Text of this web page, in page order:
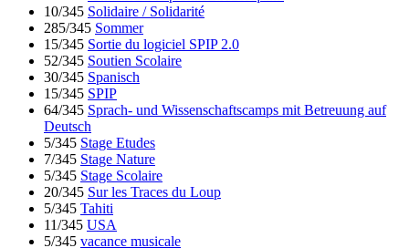
10/345 Solidaire / Solidarité
285/345 Sommer
15/345 Sortie du logiciel SPIP 2.0
52/345 Soutien Scolaire
30/345 Spanisch
15/345 SPIP
64/345 Sprach- und Wissenschaftscamps mit Betreuung auf
Deutsch
5/345 Stage Etudes
7/345 Stage Nature
5/345 Stage Scolaire
20/345 Sur les Traces du Loup
5/345 Tahiti
11/345 USA
5/345 vacance musicale